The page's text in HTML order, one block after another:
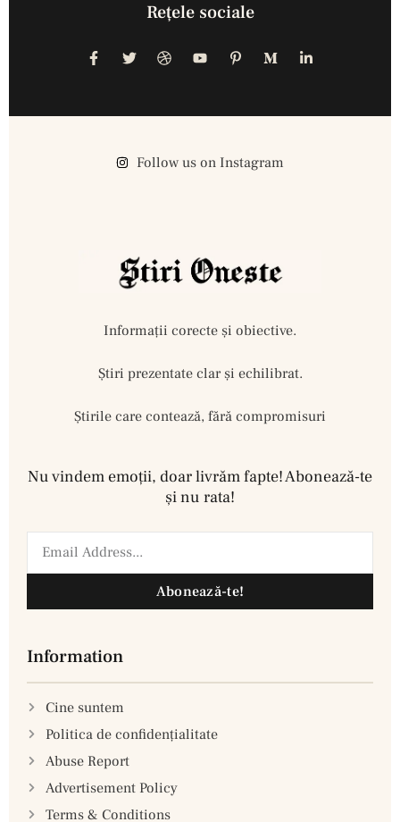
Reţele sociale
Follow us on Instagram
Informații corecte și obiective.
Ştiri prezentate clar și echilibrat.
Știrile care contează, fără compromisuri
Nu vindem emoţii, doar livrăm fapte! Abonează-te
şi nu rata!
Abonează-te!
Information
Cine suntem
Politica de confidenţialitate
Abuse Report
Advertisement Policy
Terms & Conditions